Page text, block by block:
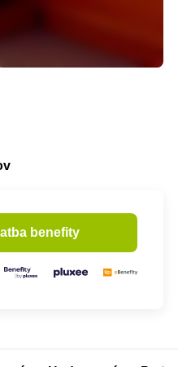
benefity